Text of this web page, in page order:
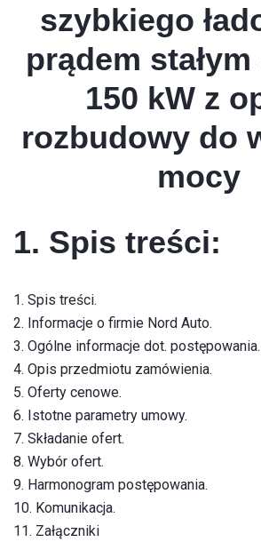
szybkiego
prądem
150 kW z
rozbudowy do
mocy
1. Spis treści:
1. Spis treści.
2. Informacje o firmie Nord Auto.
3. Ogólne informacje dot. postępowania.
4. Opis przedmiotu zamówienia.
5. Oferty cenowe.
6. Istotne parametry umowy.
7. Składanie ofert.
8. Wybór ofert.
9. Harmonogram postępowania.
10. Komunikacja.
11. Załączniki